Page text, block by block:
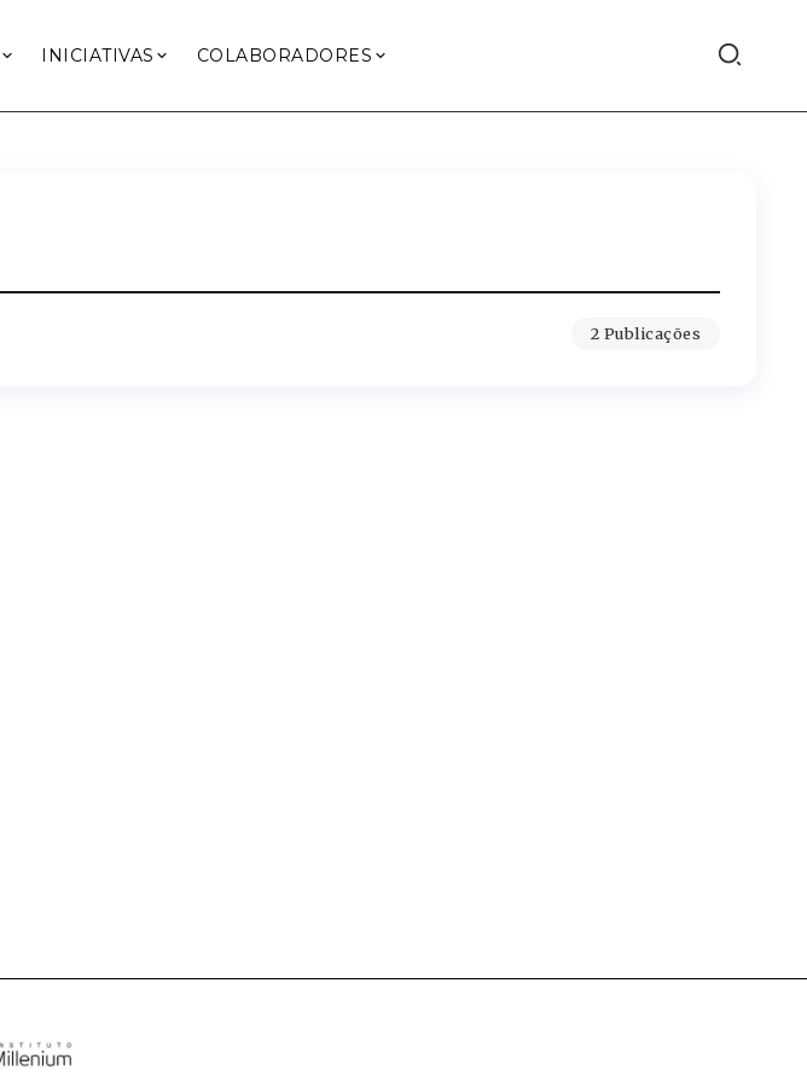
INICIATIVAS COLABORADORES
2 Publicações